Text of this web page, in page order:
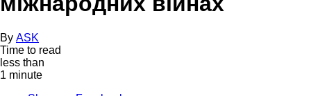
By ASK
Time to read
less than
1 minute